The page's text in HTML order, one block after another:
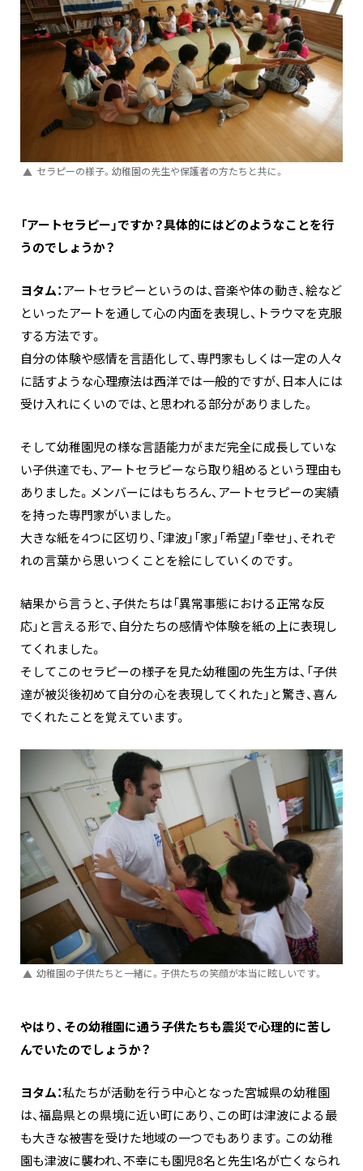
セラピーの様子。幼稚園の先生や保護者の方たちと共に。
―――「アートセラピー」ですか？具体的にはどのようなことを行
うのでしょうか？
ヨタム： アートセラピーというのは、音楽や体の動き、絵など
といったアートを通して心の内面を表現し、トラウマを克服
する方法です。
自分の体験や感情を言語化して、専門家もしくは一定の人々
に話すような心理療法は西洋では一般的ですが、日本人には
受け入れにくいのでは、と思われる部分がありました。
そして幼稚園児の様な言語能力がまだ完全に成長していな
い子供達でも、アートセラピーなら取り組めるという理由も
ありました。メンバーにはもちろん、アートセラピーの実績
を持った専門家がいました。
大きな紙を4つに区切り、「津波」「家」「希望」「幸せ」、それぞ
れの言葉から思いつくことを絵にしていくのです。
結果から言うと、子供たちは「異常事態における正常な反
応」と言える形で、自分たちの感情や体験を紙の上に表現し
てくれました。
そしてこのセラピーの様子を見た幼稚園の先生方は、「子供
達が被災後初めて自分の心を表現してくれた」と驚き、喜ん
でくれたことを覚えています。
幼稚園の子供たちと一緒に。子供たちの笑顔が本当に眩しいです。
―――やはり、その幼稚園に通う子供たちも震災で心理的に苦し
んでいたのでしょうか？
ヨタム：私たちが活動を行う中心となった宮城県の幼稚園
は、福島県との県境に近い町にあり、この町は津波による最
も大きな被害を受けた地域の一つでもあります。この幼稚
園も津波に襲われ、不幸にも園児8名と先生1名が亡くなられ